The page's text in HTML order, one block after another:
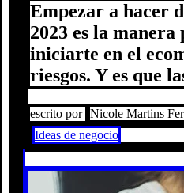
Empezar a hacer
2023 es la manera
iniciarte en el
riesgos. Y es que
escrito por Nicole Martins
Ideas de negocio